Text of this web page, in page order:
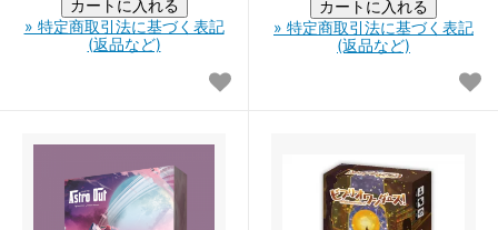
» 特定商取引法に基づく表記
(返品など)
» 特定商取引法に基づく表記
(返品など)